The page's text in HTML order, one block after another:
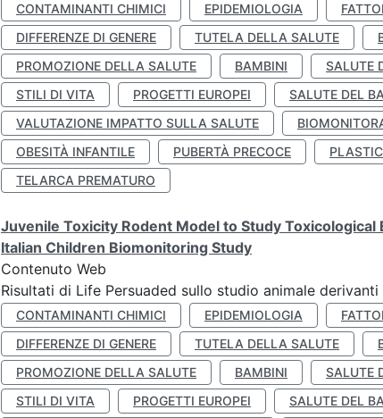
CONTAMINANTI CHIMICI EPIDEMIOLOGIA
DIFFERENZE DI GENERE
TUTELA DELLA SALUTE
PROMOZIONE DELLA SALUTE
BAMBINI SALUTE
STILI DI VITA
PROGETTI EUROPEI SALUTE DEL
VALUTAZIONE IMPATTO SULLA SALUTE
OBESITÀ INFANTILE
PUBERTÀ PRECOCE
TELARCA PREMATURO
Juvenile Toxicity Rodent Model to Study
Italian Children Biomonitoring Study
Contenuto Web
Risultati di Life Persuaded sullo studio animale
CONTAMINANTI CHIMICI EPIDEMIOLOGIA
DIFFERENZE DI GENERE
TUTELA DELLA SALUTE
PROMOZIONE DELLA SALUTE
BAMBINI SALUTE
STILI DI VITA
PROGETTI EUROPEI SALUTE DEL